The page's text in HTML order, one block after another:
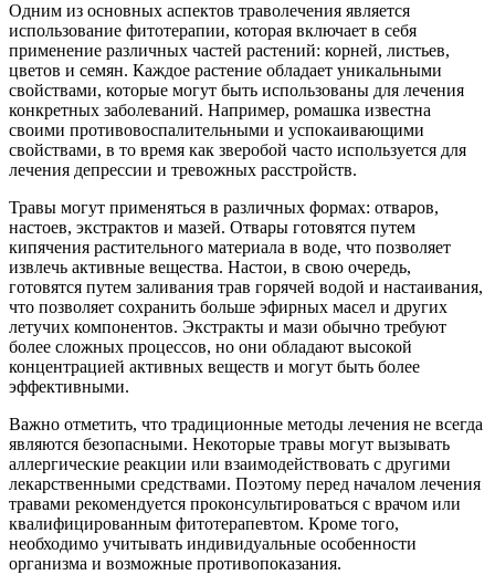
Одним из основных аспектов траволечения является
использование фитотерапии, которая включает в себя
применение различных частей растений: корней, листьев,
цветов и семян. Каждое растение обладает уникальными
свойствами, которые могут быть использованы для лечения
конкретных заболеваний. Например, ромашка известна
своими противовоспалительными и успокаивающими
свойствами, в то время как зверобой часто используется для
лечения депрессии и тревожных расстройств.
Травы могут применяться в различных формах: отваров,
настоев, экстрактов и мазей. Отвары готовятся путем
кипячения растительного материала в воде, что позволяет
извлечь активные вещества. Настои, в свою очередь,
готовятся путем заливания трав горячей водой и настаивания,
что позволяет сохранить больше эфирных масел и других
летучих компонентов. Экстракты и мази обычно требуют
более сложных процессов, но они обладают высокой
концентрацией активных веществ и могут быть более
эффективными.
Важно отметить, что традиционные методы лечения не всегда
являются безопасными. Некоторые травы могут вызывать
аллергические реакции или взаимодействовать с другими
лекарственными средствами. Поэтому перед началом лечения
травами рекомендуется проконсультироваться с врачом или
квалифицированным фитотерапевтом. Кроме того,
необходимо учитывать индивидуальные особенности
организма и возможные противопоказания.